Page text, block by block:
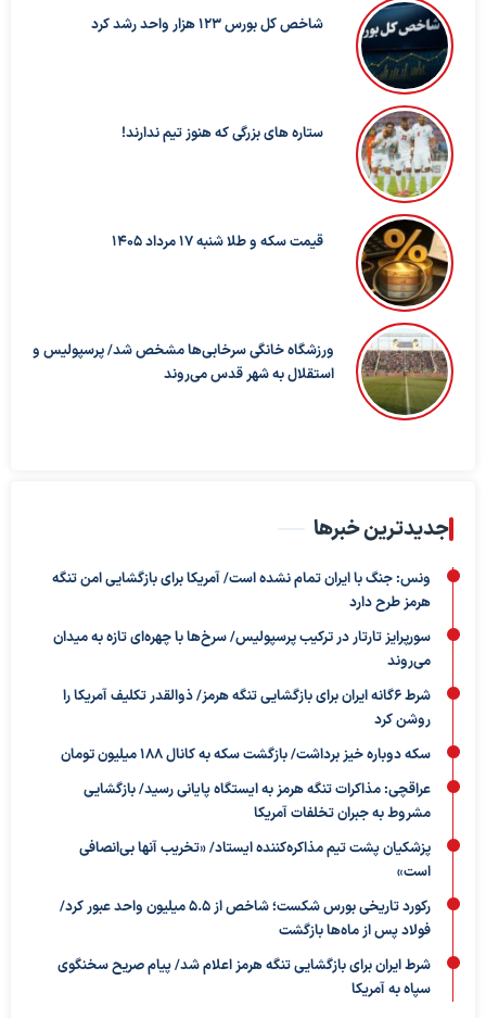
شاخص کل بورس ۱۲۳ هزار واحد رشد کرد
ستاره های بزرگی که هنوز تیم ندارند!
قیمت سکه و طلا شنبه 17 مرداد 1405
ورزشگاه خانگی سرخابی‌ها مشخص شد/ پرسپولیس و
استقلال به شهر قدس می‌روند
جدیدترین خبرها
ونس: جنگ با ایران تمام نشده است/ آمریکا برای بازگشایی امن تنگه
هرمز طرح دارد
سورپرایز تارتار در ترکیب پرسپولیس/ سرخ‌ها با چهره‌ای تازه به میدان
می‌روند
شرط ۶گانه ایران برای بازگشایی تنگه هرمز/ ذوالقدر تکلیف آمریکا را
روشن کرد
سکه دوباره خیز برداشت/ بازگشت سکه به کانال ۱۸۸ میلیون تومان
عراقچی: مذاکرات تنگه هرمز به ایستگاه پایانی رسید/ بازگشایی
مشروط به جبران تخلفات آمریکا
پزشکیان پشت تیم مذاکره‌کننده ایستاد/ «تخریب آنها بی‌انصافی
است»
رکورد تاریخی بورس شکست؛ شاخص از ۵.۵ میلیون واحد عبور کرد/
فولاد پس از ماه‌ها بازگشت
شرط ایران برای بازگشایی تنگه هرمز اعلام شد/ پیام صریح سخنگوی
سپاه به آمریکا